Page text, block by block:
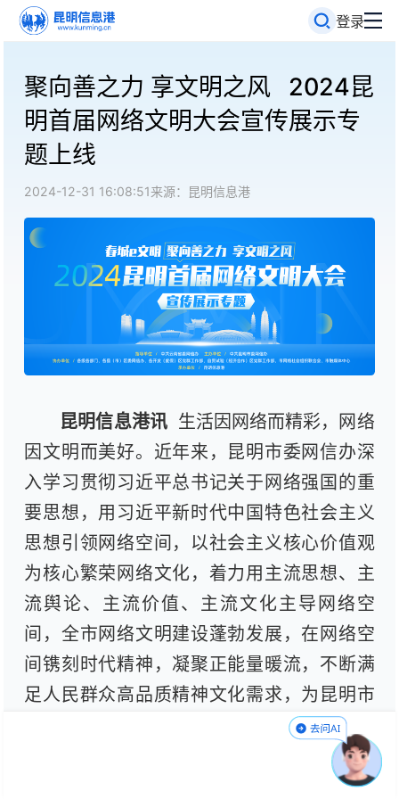
登录
聚向善之力 享文明之风 2024昆
明首届网络文明大会宣传展示专
题上线
2024-12-31 16:08:51来源：昆明信息港
昆明信息港讯生活因网络而精彩，网络
因文明而美好。近年来，昆明市委网信办深
入学习贯彻习近平总书记关于网络强国的重
要思想，用习近平新时代中国特色社会主义
思想引领网络空间，以社会主义核心价值观
为核心繁荣网络文化，着力用主流思想、主
流舆论、主流价值、主流文化主导网络空
间，全市网络文明建设蓬勃发展，在网络空
间镌刻时代精神，凝聚正能量暖流，不断满
足人民群众高品质精神文化需求，为昆明市
高质量跨越式发展提供坚强思想保证和强大